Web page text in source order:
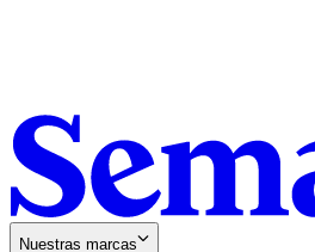
Nuestras marcas